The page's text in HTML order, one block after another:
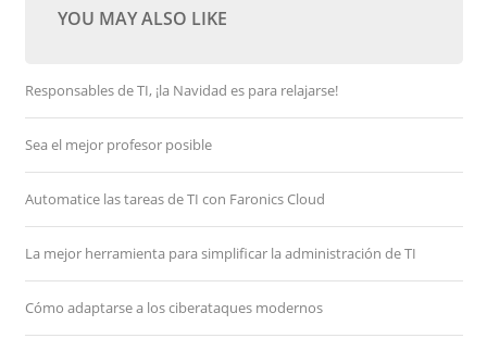
YOU MAY ALSO LIKE
Responsables de TI, ¡la Navidad es para relajarse!
Sea el mejor profesor posible
Automatice las tareas de TI con Faronics Cloud
La mejor herramienta para simplificar la administración de TI
Cómo adaptarse a los ciberataques modernos